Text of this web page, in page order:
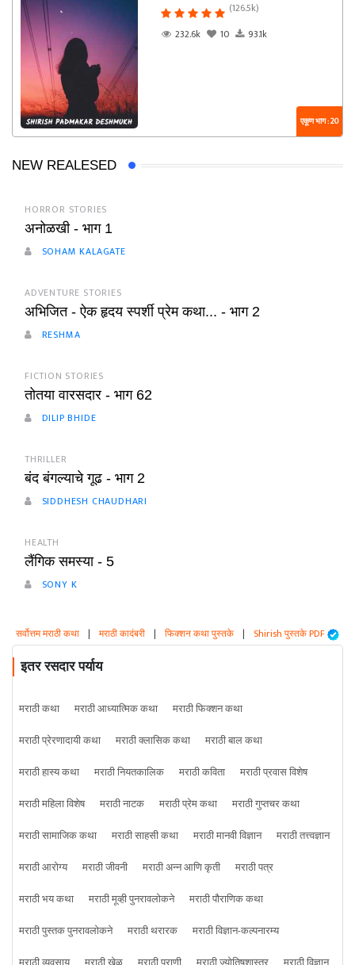
(126.5k)
232.6k
10 93.1k
एकूण भाग : 20
NEW REALESED
HORROR STORIES
अनोळखी - भाग 1
SOHAM KALAGATE
ADVENTURE STORIES
अभिजित - ऐक हृदय स्पर्शी प्रेम कथा... - भाग 2
RESHMA
FICTION STORIES
तोतया वारसदार - भाग 62
DILIP BHIDE
THRILLER
बंद बंगल्याचे गूढ - भाग 2
SIDDHESH CHAUDHARI
HEALTH
लैंगिक समस्या - 5
SONY K
सर्वोत्तम मराठी कथा | मराठी कादंबरी | फिक्शन कथा पुस्तके | Shirish पुस्तके PDF
इतर रसदार पर्याय
मराठी कथा मराठी आध्यात्मिक कथा
मराठी फिक्शन कथा
मराठी प्रेरणादायी कथा
मराठी क्लासिक कथा
मराठी बाल कथा
मराठी हास्य कथा
मराठी नियतकालिक मराठी कविता
मराठी प्रवास विशेष
मराठी महिला विशेष
मराठी नाटक मराठी प्रेम कथा
मराठी गुप्तचर कथा
मराठी सामाजिक कथा
मराठी साहसी कथा मराठी मानवी विज्ञान
मराठी तत्त्वज्ञान
मराठी आरोग्य
मराठी जीवनी मराठी अन्न आणि कृती
मराठी पत्र
मराठी भय कथा
मराठी मूव्ही पुनरावलोकने
मराठी पौराणिक कथा
मराठी पुस्तक पुनरावलोकने
मराठी थरारक
मराठी विज्ञान-कल्पनारम्य